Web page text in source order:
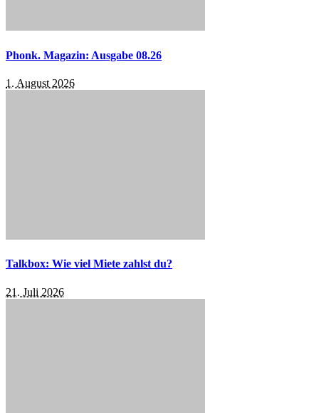
Phonk. Magazin: Ausgabe 08.26
1. August 2026
Talkbox: Wie viel Miete zahlst du?
21. Juli 2026